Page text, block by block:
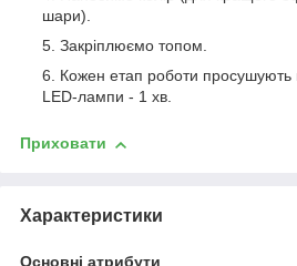
шари).
Закріплюємо топом.
Кожен етап роботи просушують
LED-лампи - 1 хв.
Приховати
Характеристики
Основні атрибути